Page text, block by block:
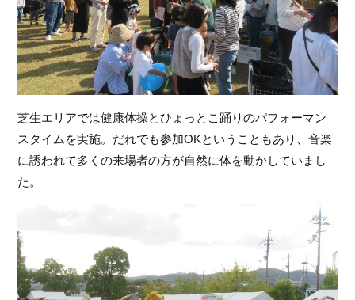
芝生エリアでは健康体操とひょっとこ踊りのパフォーマン
スタイムを実施。だれでも参加OKということもあり、音楽
に誘われて多くの来場者の方が自然に体を動かしていまし
た。